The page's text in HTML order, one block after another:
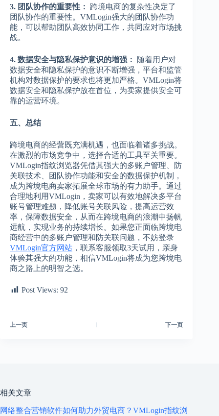
3. 团队协作的重要性：
跨境电商的复杂性决定了
团队协作的重要性。VMLogin强大的团队协作功
能，可以帮助团队高效协同工作，共同应对市场挑
战。
4. 数据安全与隐私保护意识的增强：
随着用户对
数据安全和隐私保护的意识不断增强，平台和监管
机构对数据保护的要求也将更加严格。VMLogin将
数据安全和隐私保护放在首位，为卖家提供安全可
靠的运营环境。
五、总结
跨境电商的经营既充满机遇，也面临着诸多挑战。
在激烈的市场竞争中，选择合适的工具至关重要。
VMLogin指纹浏览器凭借其强大的多账户管理、防
关联技术、团队协作功能和安全的数据保护机制，
成为跨境电商卖家拓展全球市场的有力助手。通过
合理地利用VMLogin，卖家可以有效地解决多平台
账号管理难题，降低账号关联风险，提高运营效
率，保障数据安全，从而在跨境电商的浪潮中扬帆
远航，实现业务的持续增长。如果您正面临跨境电
商经营中的多账户管理和防关联问题，不妨登录
VMLogin官方网站 ，联系客服领取3天试用，亲身
体验其强大的功能，相信VMLogin将成为您跨境电
商之路上的明智之选。
Post Views: 92
上一页 下一页
相关文章
网络整合营销软件如何助力外贸电商？VMLogin指纹浏